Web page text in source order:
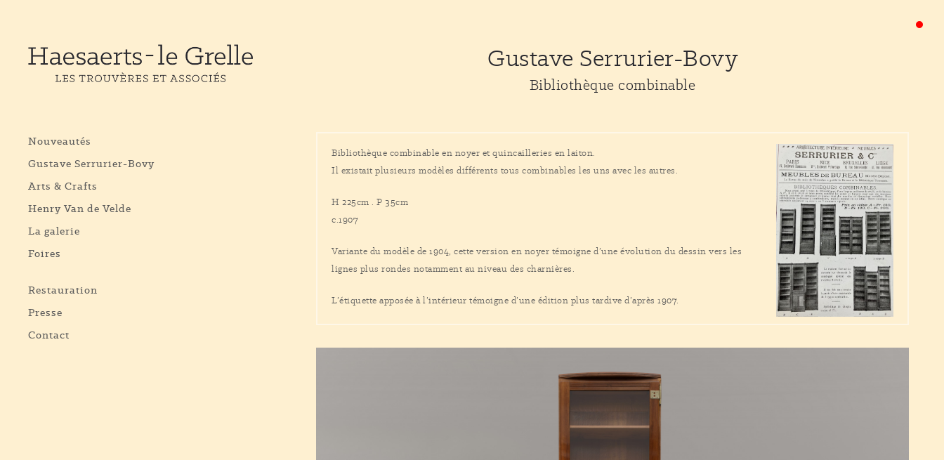
Nouveautés
Gustave Serrurier-Bovy
Arts & Crafts
Henry Van de Velde
La galerie
Foires
Restauration
Presse
Contact
Gustave Serrurier-Bovy
Bibliothèque combinable
Bibliothèque combinable en noyer et quincailleries en laiton.
Il existait plusieurs modèles différents tous combinables les uns avec les autres.
H 225cm . P 35cm
c.1907
Variante du modèle de 1904, cette version en noyer témoigne d’une évolution du dessin vers les
lignes plus rondes notamment au niveau des charnières.
L’étiquette apposée à l’intérieur témoigne d’une édition plus tardive d’après 1907.